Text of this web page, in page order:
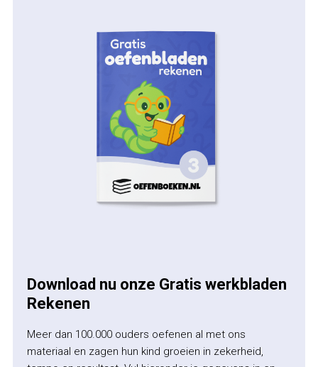
Download nu onze Gratis werkbladen
Rekenen
Meer dan 100.000 ouders oefenen al met ons
materiaal en zagen hun kind groeien in zekerheid,